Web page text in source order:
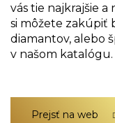
vás tie najkrajšie
si môžete zakúpiť
diamantov, alebo
v našom katalógu.
Prejsť na web